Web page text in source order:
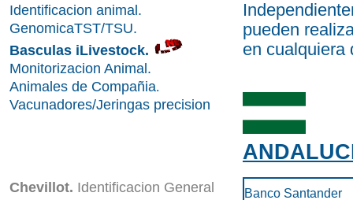
Identificacion animal.
GenomicaTST/TSU.
Basculas iLivestock.
Monitorizacion Animal.
Animales de Compañia.
Vacunadores/Jeringas precision
Chevillot. Identificacion General
pueden
en cualquiera
Banco Santander